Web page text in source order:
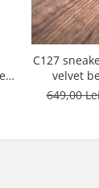
C127
velvet
649,00